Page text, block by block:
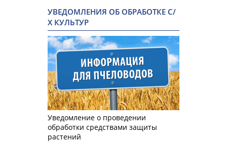
УВЕДОМЛЕНИЯ ОБ ОБРАБОТКЕ С/
Х КУЛЬТУР
Уведомление о проведении
обработки средствами защиты
растений